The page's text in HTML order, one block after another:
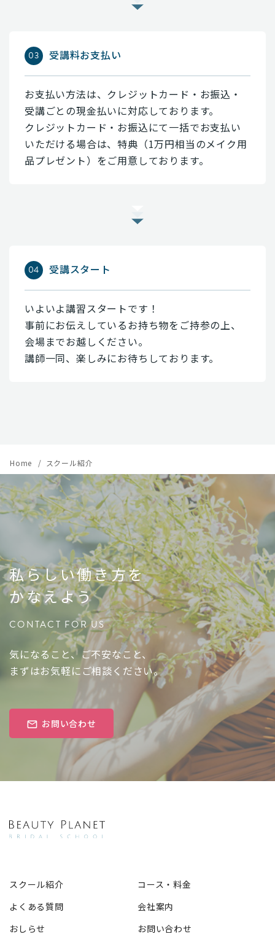
受講料お支払い
お支払い方法は、クレジットカード・お振込・
受講ごとの現金払いに対応しております。
クレジットカード・お振込にて一括でお支払い
いただける場合は、特典（1万円相当のメイク用
品プレゼント）をご用意しております。
受講スタート
いよいよ講習スタートです！
事前にお伝えしているお持ち物をご持参の上、
会場までお越しください。
講師一同、楽しみにお待ちしております。
Home スクール紹介
私らしい働き方を
かなえよう
CONTACT FOR US
気になること、ご不安なこと、
まずはお気軽にご相談ください。
お問い合わせ
スクール紹介
コース・料金
よくある質問
会社案内
おしらせ
お問い合わせ